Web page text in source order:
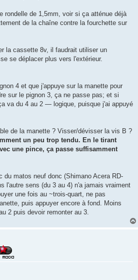
rondelle de 1,5mm, voir si ça atténue déjà
de la chaîne contre la fourchette sur
la cassette 8v, il faudrait utiliser un
se déplacer plus vers l'extérieur.
4 et que j'appuye sur la manette pour
sur le pignon 3, ça ne passe pas; et si
va du 4 au 2 — logique, puisque j'ai appuyé
de la manette ? Visser/dévisser la vis B ?
un peu trop tendu. En le tirant
une pince, ça passe suffisamment
du matos neuf donc (Shimano Acera RD-
l'autre sens (du 3 au 4) n'a jamais vraiment
une fois au ~trois-quart, ne pas
puis appuyer encore à fond. Moins
2 puis devoir remonter au 3.